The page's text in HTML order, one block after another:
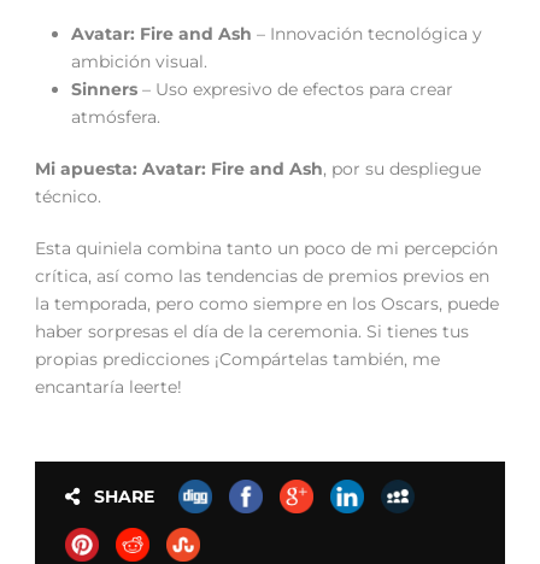
Avatar: Fire and Ash – Innovación tecnológica y
ambición visual.
Sinners – Uso expresivo de efectos para crear
atmósfera.
Mi apuesta: Avatar: Fire and Ash, por su despliegue
técnico.
Esta quiniela combina tanto un poco de mi percepción
crítica, así como las tendencias de premios previos en
la temporada, pero como siempre en los Oscars, puede
haber sorpresas el día de la ceremonia. Si tienes tus
propias predicciones ¡Compártelas también, me
encantaría leerte!
SHARE